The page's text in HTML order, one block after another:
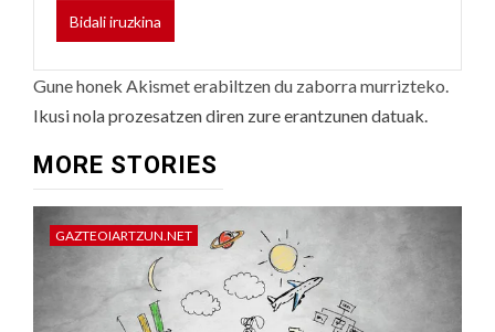
Gune honek Akismet erabiltzen du zaborra murrizteko.
Ikusi nola prozesatzen diren zure erantzunen datuak.
MORE STORIES
GAZTEOIARTZUN.NET